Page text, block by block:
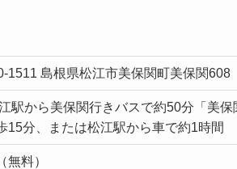
1511 島根県松江市美保関町美保関608
駅から美保関行きバスで約50分「美保
15分、または松江駅から車で約1時間
無料）